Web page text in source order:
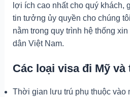
lợi ích cao nhất cho quý khách,
tin tưởng ủy quyền cho chúng
nằm trong quy trình hệ thống
dân Việt Nam.
Các loại visa đi Mỹ
Thời gian lưu trú phụ thuộc vào